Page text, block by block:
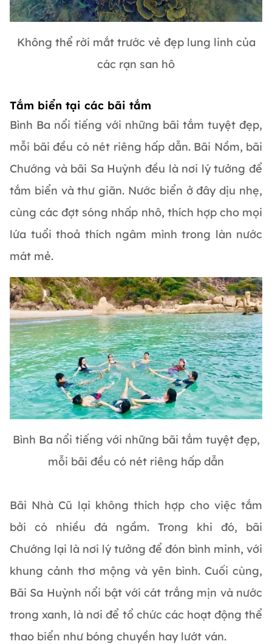
Không thể rời mắt trước vẻ đẹp lung linh của
các rạn san hô
Tắm biển tại các bãi tắm
Bình Ba nổi tiếng với những bãi tắm tuyệt đẹp,
mỗi bãi đều có nét riêng hấp dẫn. Bãi Nồm, bãi
Chướng và bãi Sa Huỳnh đều là nơi lý tưởng để
tắm biển và thư giãn. Nước biển ở đây dịu nhẹ,
cùng các đợt sóng nhấp nhô, thích hợp cho mọi
lứa tuổi thoả thích ngâm mình trong làn nước
mát mẻ.
Bình Ba nổi tiếng với những bãi tắm tuyệt đẹp,
mỗi bãi đều có nét riêng hấp dẫn
Bãi Nhà Cũ lại không thích hợp cho việc tắm
bởi có nhiều đá ngầm. Trong khi đó, bãi
Chướng lại là nơi lý tưởng để đón bình minh, với
khung cảnh thơ mộng và yên bình. Cuối cùng,
Bãi Sa Huỳnh nổi bật với cát trắng mịn và nước
trong xanh, là nơi để tổ chức các hoạt động thể
thao biển như bóng chuyền hay lướt ván.